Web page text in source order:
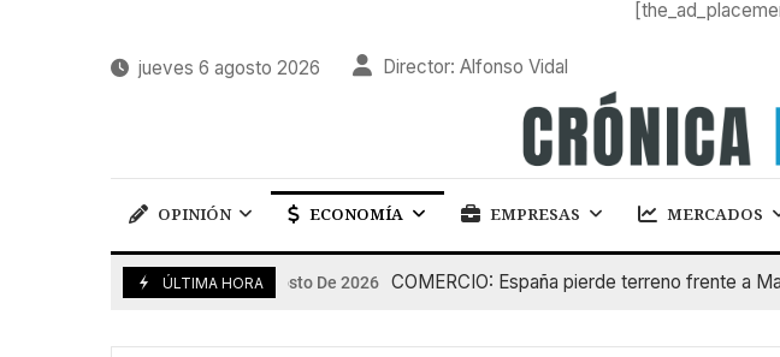
jueves 6 agosto 2026 Director: Alfonso Vidal
OPINIÓN ECONOMÍA EMPRESAS MERCADOS
ÚLTIMA HORA
5 De Agosto De 2026 COMERCIO: España pierde terreno frente a